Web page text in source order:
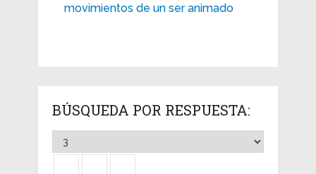
movimientos de un ser animado
BÚSQUEDA POR RESPUESTA: